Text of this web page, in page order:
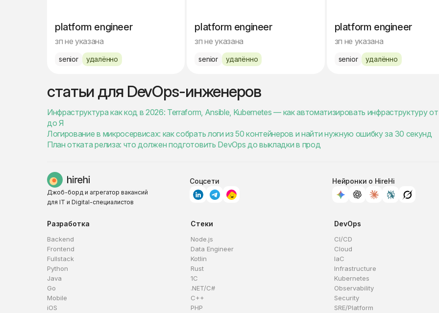
platform engineer
зп не указана
senior удалённо
platform engineer
зп не указана
senior удалённо
platform engineer
зп не указана
senior удалённо
статьи для DevOps-инженеров
Инфраструктура как код в 2026: Terraform, Ansible, Kubernetes — как автоматизировать инфраструктуру
до Я
Логирование в микросервисах: как собрать логи из 50 контейнеров и найти нужную ошибку за 30 секунд
План отката релиза: что должен подготовить DevOps до выкладки в прод
Джоб-борд и агрегатор вакансий
для IT и Digital-специалистов
Соцсети Нейронки о HireHi
Разработка
Backend
Frontend
Fullstack
Python
Java
Go
Mobile
iOS
Стеки
Node.js
Data Engineer
Kotlin
Rust
1C
.NET/C#
C++
PHP
DevOps
CI/CD
Cloud
IaC
Infrastructure
Kubernetes
Observability
Security
SRE/Platform